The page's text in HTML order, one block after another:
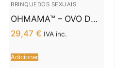
BRINQUEDOS SEXUAIS
OHMAMA™ – OVO DE
CONTROLE REMOTO
10 MODOS LILÁS
29,47 € IVA inc.
Adicionar